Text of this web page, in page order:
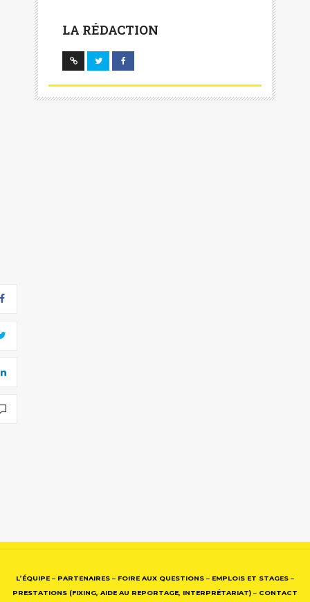
LA RÉDACTION
L’ÉQUIPE – PARTENAIRES – FOIRE AUX QUESTIONS – EMPLOIS ET STAGES –
PRESTATIONS (FIXING, AIDE AU REPORTAGE, INTERPRÉTARIAT) – CONTACT